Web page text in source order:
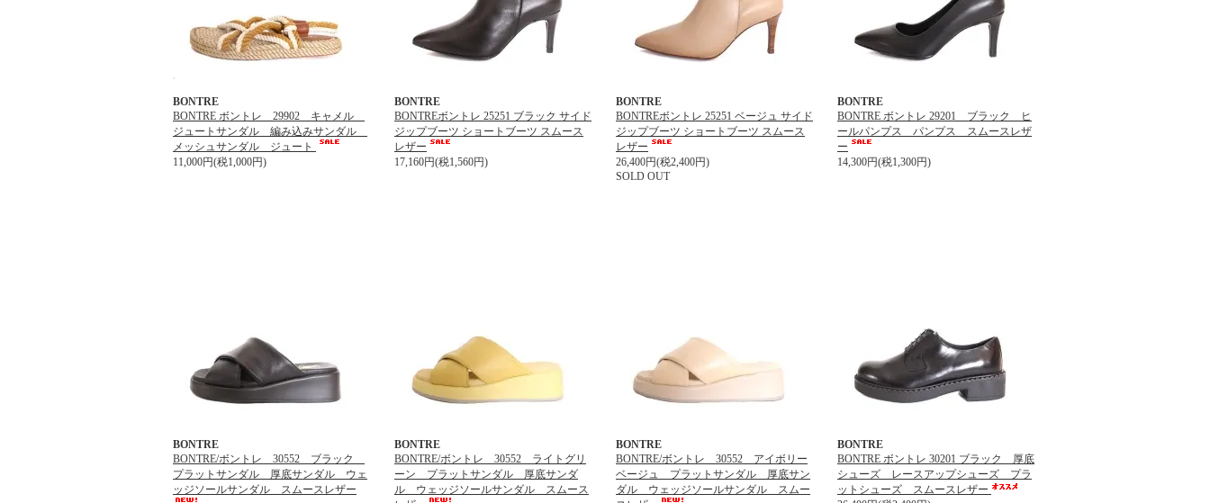
BONTRE
BONTRE ボントレ 29902 キャメル
ジュートサンダル 編み込みサンダル
メッシュサンダル ジュート
11,000円(税1,000円)
BONTRE
BONTREボントレ 25251 ブラック サイド
ジップブーツ ショートブーツ スムース
レザー
17,160円(税1,560円)
BONTRE
BONTREボントレ 25251 ベージュ サイド
ジップブーツ ショートブーツ スムース
レザー
26,400円(税2,400円)
SOLD OUT
BONTRE
BONTRE ボントレ 29201 ブラック ヒ
ールパンプス パンプス スムースレザ
ー
14,300円(税1,300円)
BONTRE
BONTRE/ボントレ 30552 ブラック
プラットサンダル 厚底サンダル ウェ
ッジソールサンダル スムースレザー
BONTRE
BONTRE/ボントレ 30552 ライトグリ
ーン プラットサンダル 厚底サンダ
ル ウェッジソールサンダル スムース
BONTRE
BONTRE/ボントレ 30552 アイボリー
ベージュ プラットサンダル 厚底サン
ダル ウェッジソールサンダル スムー
BONTRE
BONTRE ボントレ 30201 ブラック 厚底
シューズ レースアップシューズ プラ
ットシューズ スムースレザー